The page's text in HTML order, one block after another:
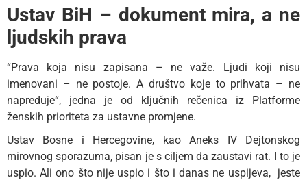
Ustav BiH – dokument mira, a ne
ljudskih prava
“Prava koja nisu zapisana – ne važe. Ljudi koji nisu
imenovani – ne postoje. A društvo koje to prihvata – ne
napreduje“, jedna je od ključnih rečenica iz Platforme
ženskih prioriteta za ustavne promjene.
Ustav Bosne i Hercegovine, kao Aneks IV Dejtonskog
mirovnog sporazuma, pisan je s ciljem da zaustavi rat. I to je
uspio. Ali ono što nije uspio i što i danas ne uspijeva, jeste